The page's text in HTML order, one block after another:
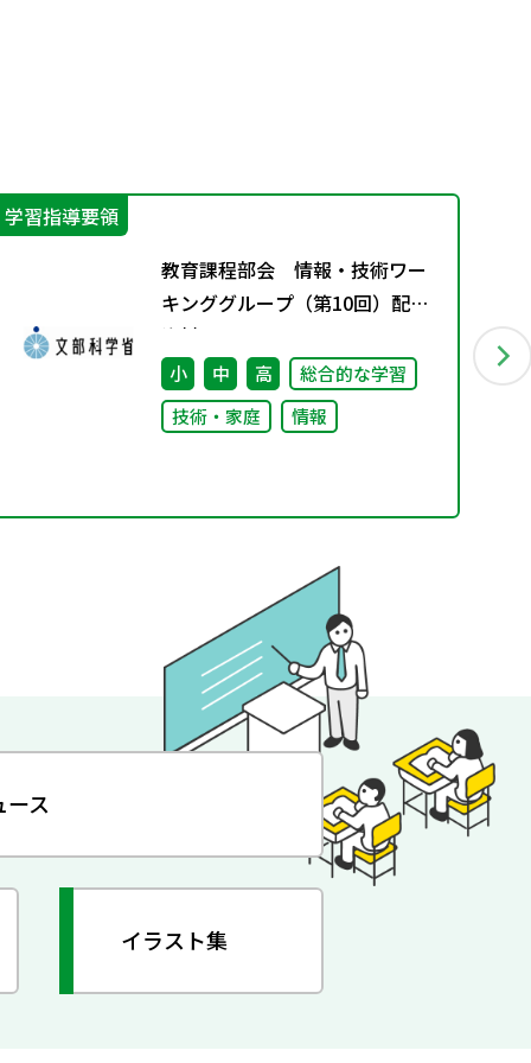
学習指導要領
教育課程部会 情報・技術ワー
キンググループ（第10回）配付
資料
小 中 高
総合的な学習
技術・家庭
情報
ース
イラスト集